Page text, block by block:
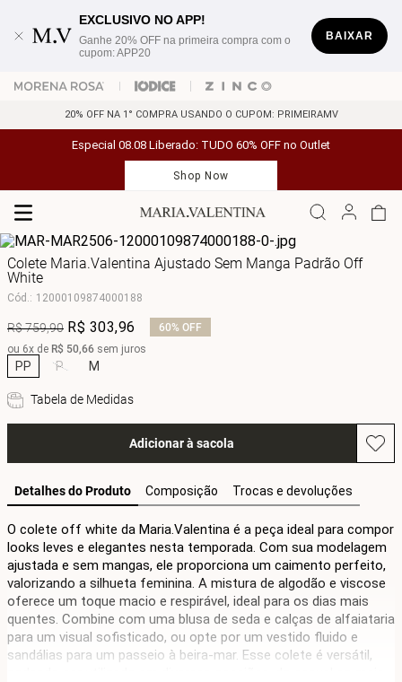
EXCLUSIVO NO APP!
Ganhe 20% OFF na primeira compra com o
cupom: APP20
BAIXAR
20% OFF NA 1° COMPRA USANDO O CUPOM: PRIMEIRAMV
Especial 08.08 Liberado: TUDO 60% OFF no Outlet
Shop Now
Colete Maria.Valentina Ajustado Sem Manga Padrão Off
White
Cód.: 12000109874000188
R$759,90 R$ 303,96 60% OFF
ou 6x de R$ 50,66 sem juros
PP P M
Tabela de Medidas
Adicionar à sacola
Detalhes do Produto Composição Trocas e devoluções
O colete off white da Maria.Valentina é a peça ideal para compor
looks leves e elegantes nesta temporada. Com sua modelagem
ajustada e sem mangas, ele proporciona um caimento perfeito,
valorizando a silhueta feminina. A mistura de algodão e viscose
oferece um toque macio e respirável, ideal para os dias mais
quentes. Combine com uma blusa de seda e calças de alfaiataria
para um visual sofisticado, ou opte por um vestido fluido e
sandálias para um passeio à beira-mar. Esse colete é versátil,